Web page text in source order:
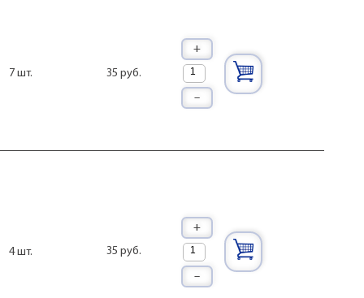
389-1
7 шт. 35 руб.
+
–
4 шт. 35 руб.
+
–